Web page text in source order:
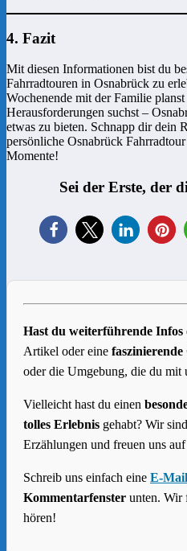
4. Fazit
Mit diesen Informationen bist du
Fahrradtouren in Osnabrück zu
Wochenende mit der Familie
Herausforderungen suchst –
etwas zu bieten. Schnapp dir dein
persönliche Osnabrück
Momente!
Sei der Erste, der
Hast du weiterführende Infos
Artikel oder eine faszinierende
oder die Umgebung, die du mit
Vielleicht hast du einen
tolles Erlebnis gehabt? Wir
Erzählungen und freuen uns
Schreib uns einfach eine E-Mail
Kommentarfenster unten. Wir
hören!